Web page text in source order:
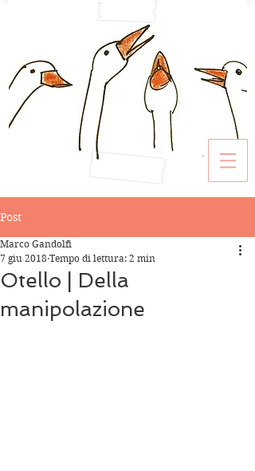
Post
Otello | Della
manipolazione
Marco Gandolfi
7 giu 2018 Tempo di lettura: 2 min